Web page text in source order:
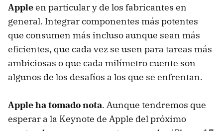
Appleen particular y de los fabricantes en
general. Integrar componentes más potentes
que consumen más incluso aunque sean más
eficientes, que cada vez se usen para tareas más
ambiciosas o que cada milímetro cuente son
algunos de los desafíos a los que se enfrentan.
Apple ha tomado nota. Aunque tendremos que
esperar a la Keynote de Apple del próximo